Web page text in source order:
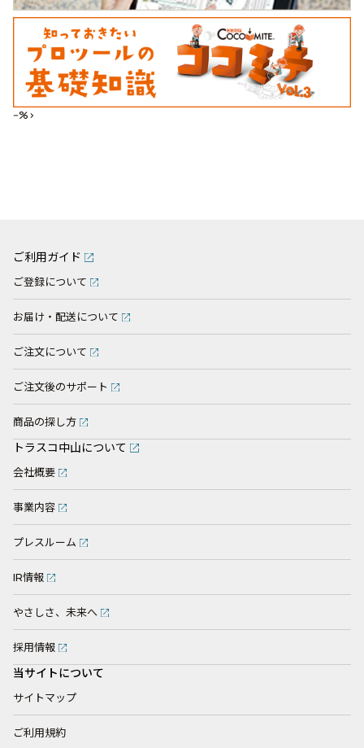
--%>
ご利用ガイド
ご登録について
お届け・配送について
ご注文について
ご注文後のサポート
商品の探し方
トラスコ中山について
会社概要
事業内容
プレスルーム
IR情報
やさしさ、未来へ
採用情報
当サイトについて
サイトマップ
ご利用規約